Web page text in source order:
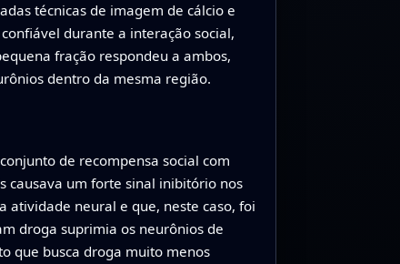
técnicas de imagem de cálcio e
durante a interação social,
fração respondeu a ambos,
dentro da mesma região.
de recompensa social com
causava um forte sinal inibitório nos
atividade neural e que, neste caso, foi
droga suprimia os neurônios de
que busca droga muito menos